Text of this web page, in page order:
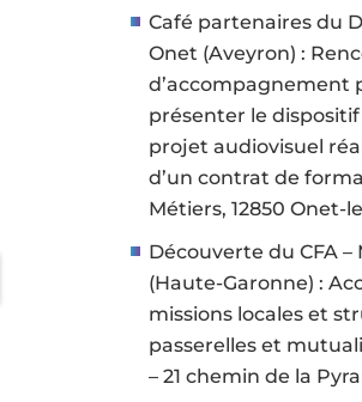
Café partenaires du
Onet (Aveyron) :
d’accompagnement
présenter le
projet audiovisuel
d’un contrat de
Métiers, 12850 Onet-
Découverte du CFA –
(Haute-Garonne) :
missions locales et
passerelles et
– 21 chemin de la